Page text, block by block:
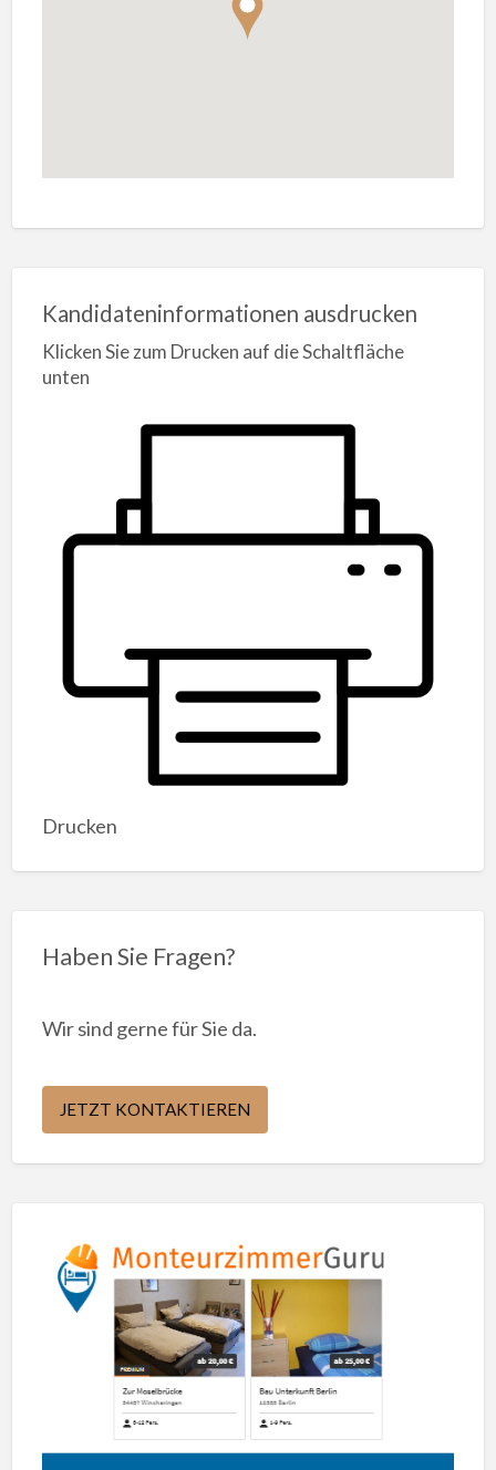
Kandidateninformationen ausdrucken
Klicken Sie zum Drucken auf die Schaltfläche
unten
Drucken
Haben Sie Fragen?
Wir sind gerne für Sie da.
JETZT KONTAKTIEREN